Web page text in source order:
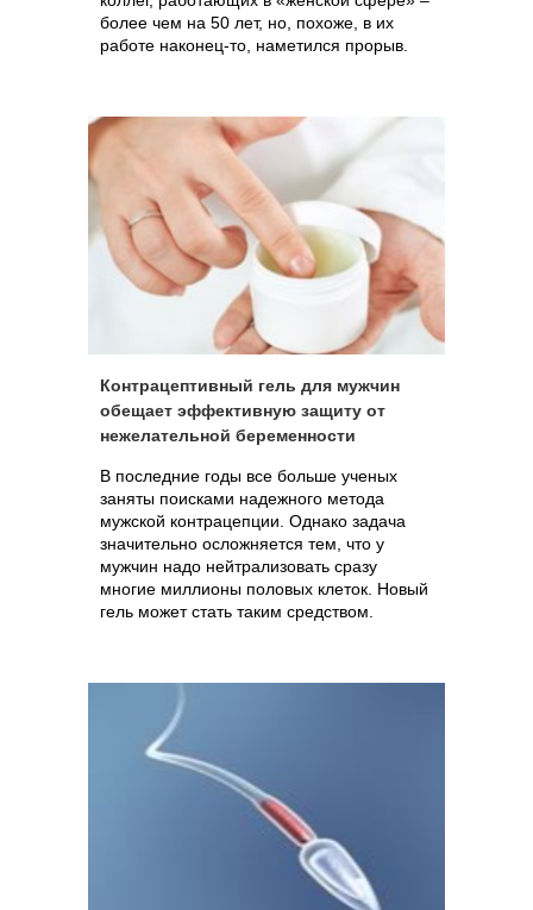
более чем на 50 лет, но, похоже, в их
работе наконец-то, наметился прорыв.
Контрацептивный гель для мужчин
обещает эффективную защиту от
нежелательной беременности
В последние годы все больше ученых
заняты поисками надежного метода
мужской контрацепции. Однако задача
значительно осложняется тем, что у
мужчин надо нейтрализовать сразу
многие миллионы половых клеток. Новый
гель может стать таким средством.